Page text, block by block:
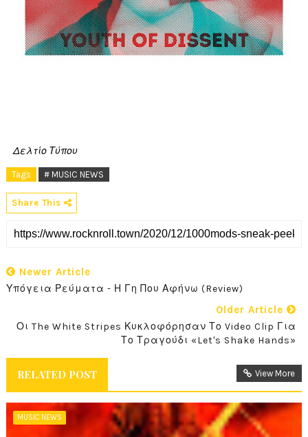
Δελτίο Τύπου
Tags # MUSIC NEWS
Share This
Newer Article
Υπόγεια Ρεύματα - Η Γη Που Αφήνω (Review)
Older Article
Οι The White Stripes Κυκλοφόρησαν Το Video Clip Για
Το Τραγούδι «Let's Shake Hands»
RELATED POST View More
MUSIC NEWS